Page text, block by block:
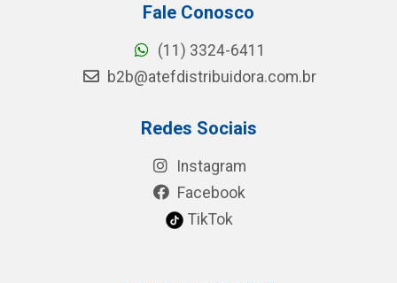
Fale Conosco
(11) 3324-6411
b2b@atefdistribuidora.com.br
Redes Sociais
Instagram
Facebook
TikTok